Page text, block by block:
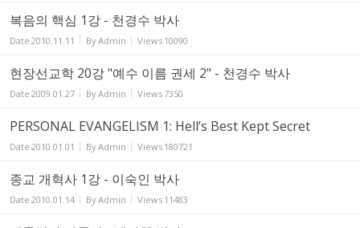
복음의 핵심 1강 - 천경수 박사
Date 2010.11.11 ByAdmin Views 10090
현장선교학 20강 "예수 이름 권세 2" - 천경수 박사
Date 2009.01.27 ByAdmin Views 7350
PERSONAL EVANGELISM 1: Hell’s Best Kept Secret
Date 2010.01.01 ByAdmin Views 180721
종교 개혁사 1강 - 이숙인 박사
Date 2010.01.14 ByAdmin Views 11483